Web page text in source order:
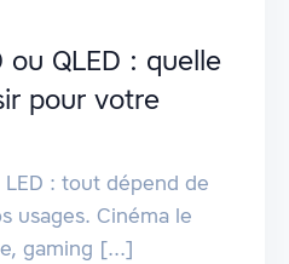
ou QLED : quelle
pour votre
LED : tout dépend de
usages. Cinéma le
gaming [...]